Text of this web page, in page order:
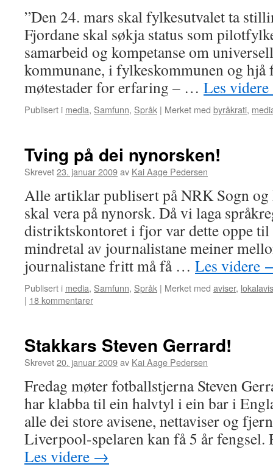
”Den 24. mars skal fylkesutvalet ta
Fjordane skal søkja status som
samarbeid og kompetanse om
kommunane, i fylkeskommunen og hjå
møtestader for erfaring – … Les videre
Publisert i media, Samfunn, Språk | Merket med byråkrati,
Tving på dei nynorsken!
Skrevet23. januar 2009av Kai Aage Pedersen
Alle artiklar publisert på NRK Sogn og
skal vera på nynorsk. Då vi laga
distriktskontoret i fjor var dette oppe
mindretal av journalistane meiner
journalistane fritt må få … Les videre
Publisert i media, Samfunn, Språk | Merket med aviser,
| 18 kommentarer
Stakkars Steven Gerrard!
Skrevet20. januar 2009av Kai Aage Pedersen
Fredag møter fotballstjerna Steven
har klabba til ein halvtyl i ein bar i
alle dei store avisene, nettaviser og
Liverpool-spelaren kan få 5 år
Les videre →